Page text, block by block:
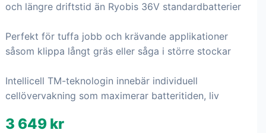
och längre driftstid än Ryobis 36V standardbatterier
Perfekt för tuffa jobb och krävande applikationer
såsom klippa långt gräs eller såga i större stockar
Intellicell TM-teknologin innebär individuell
cellövervakning som maximerar batteritiden, liv
3 649 kr